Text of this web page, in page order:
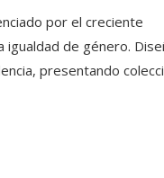
por el creciente
igualdad de género.
presentando